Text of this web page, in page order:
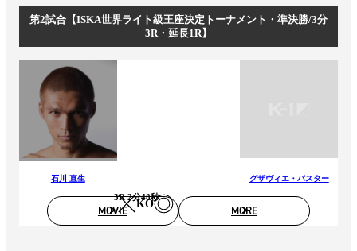
第2試合【ISKA世界ライト級王座決定トーナメント・準決勝/3分
3R・延長1R】
石川 直生
KO
3R 2分48秒
グザヴィエ・バスター
MOVIE MORE